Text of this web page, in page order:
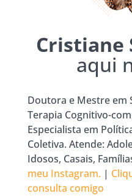
Cristiane
aqui
Doutora e Mestre em
Terapia Cognitivo-
Especialista em
Coletiva. Atende:
Idosos, Casais,
meu Instagram. |
consulta comigo